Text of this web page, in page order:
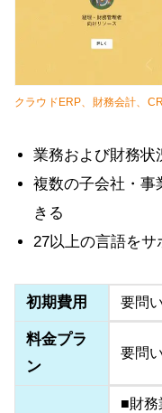
クラウドERP、財務会計、
業務および財務状
複数の子会社・事
きる
27以上の言語をサ
初期費用 要問
料金プラ
ン
要問
■財務